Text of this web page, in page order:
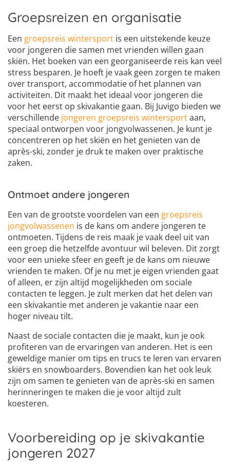
Groepsreizen en organisatie
Een groepsreis wintersport is een uitstekende keuze
voor jongeren die samen met vrienden willen gaan
skiën. Het boeken van een georganiseerde reis kan veel
stress besparen. Je hoeft je vaak geen zorgen te maken
over transport, accommodatie of het plannen van
activiteiten. Dit maakt het ideaal voor jongeren die
voor het eerst op skivakantie gaan. Bij Juvigo bieden we
verschillende jongeren groepsreis wintersportaan,
speciaal ontworpen voor jongvolwassenen. Je kunt je
concentreren op het skiën en het genieten van de
après-ski, zonder je druk te maken over praktische
zaken.
Ontmoet andere jongeren
Een van de grootste voordelen van een groepsreis
jongvolwassenen is de kans om andere jongeren te
ontmoeten. Tijdens de reis maak je vaak deel uit van
een groep die hetzelfde avontuur wil beleven. Dit zorgt
voor een unieke sfeer en geeft je de kans om nieuwe
vrienden te maken. Of je nu met je eigen vrienden gaat
of alleen, er zijn altijd mogelijkheden om sociale
contacten te leggen. Je zult merken dat het delen van
een skivakantie met anderen je vakantie naar een
hoger niveau tilt.
Naast de sociale contacten die je maakt, kun je ook
profiteren van de ervaringen van anderen. Het is een
geweldige manier om tips en trucs te leren van ervaren
skiërs en snowboarders. Bovendien kan het ook leuk
zijn om samen te genieten van de après-ski en samen
herinneringen te maken die je voor altijd zult
koesteren.
Voorbereiding op je skivakantie
jongeren 2027